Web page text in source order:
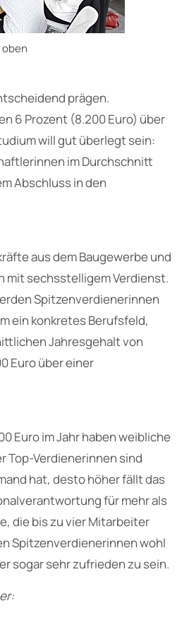
prägen.
6 Prozent (8.200 Euro) über
will gut überlegt sein:
im Durchschnitt
Abschluss in den
aus dem Baugewerbe und
mit sechsstelligem Verdienst.
Spitzenverdienerinnen
ein konkretes Berufsfeld,
Jahresgehalt von
Euro über einer
Euro im Jahr haben weibliche
Top-Verdienerinnen sind
hat, desto höher fällt das
für mehr als
die bis zu vier Mitarbeiter
Spitzenverdienerinnen wohl
sogar sehr zufrieden zu sein.